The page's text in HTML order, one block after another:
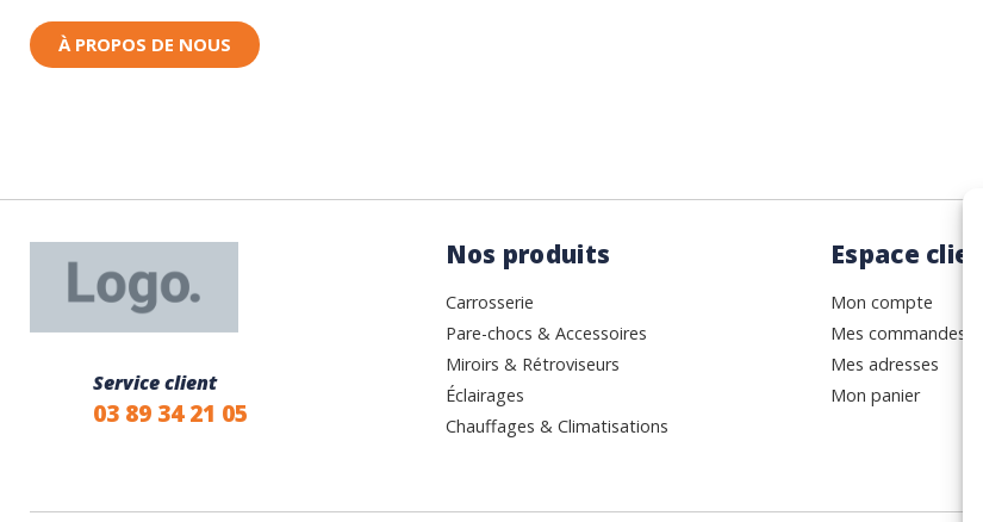
À PROPOS DE NOUS
Service client
03 89 34 21 05
Nos produits
Carrosserie
Pare-chocs & Accessoires
Miroirs & Rétroviseurs
Éclairages
Chauffages & Climatisations
Espace client
Mon compte
Mes commandes
Mes adresses
Mon panier